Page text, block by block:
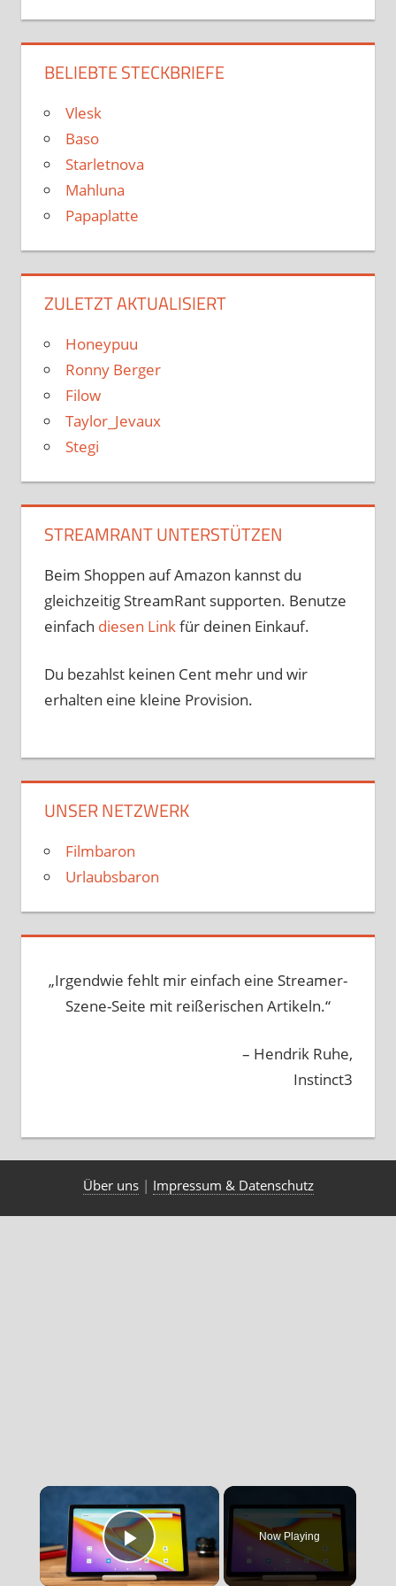
BELIEBTE STECKBRIEFE
Vlesk
Baso
Starletnova
Mahluna
Papaplatte
ZULETZT AKTUALISIERT
Honeypuu
Ronny Berger
Filow
Taylor_Jevaux
Stegi
STREAMRANT UNTERSTÜTZEN
Beim Shoppen auf Amazon kannst du
gleichzeitig StreamRant supporten. Benutze
einfach diesen Linkfür deinen Einkauf.
Du bezahlst keinen Cent mehr und wir
erhalten eine kleine Provision.
UNSER NETZWERK
Filmbaron
Urlaubsbaron
„Irgendwie fehlt mir einfach eine Streamer-
Szene-Seite mit reißerischen Artikeln.“
– Hendrik Ruhe,
Instinct3
Über uns| Impressum & Datenschutz
×
Play Video
Now Playing